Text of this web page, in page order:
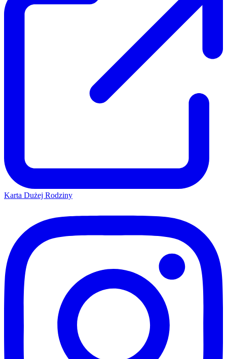
Karta Dużej Rodziny